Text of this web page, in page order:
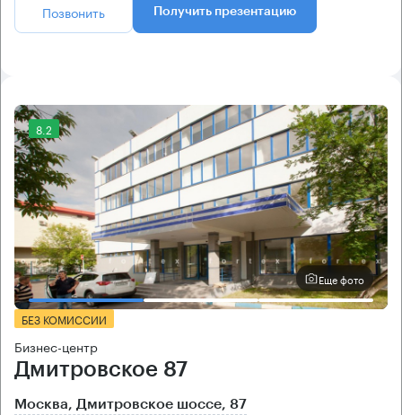
Позвонить Получить презентацию
8.2
Еще фото
БЕЗ КОМИССИИ
Бизнес-центр
Дмитровское 87
Москва, Дмитровское шоссе, 87